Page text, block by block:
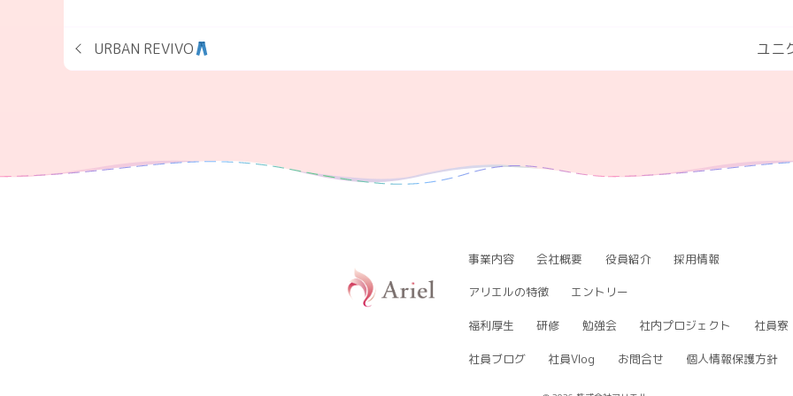
URBAN REVIVO ユニ
事業内容 会社概要 役員紹介 採用情報
アリエルの特徴 エントリー
福利厚生 研修 勉強会 社内プロジェクト 社員寮
社員ブログ 社員Vlog お問合せ 個人情報保護方針